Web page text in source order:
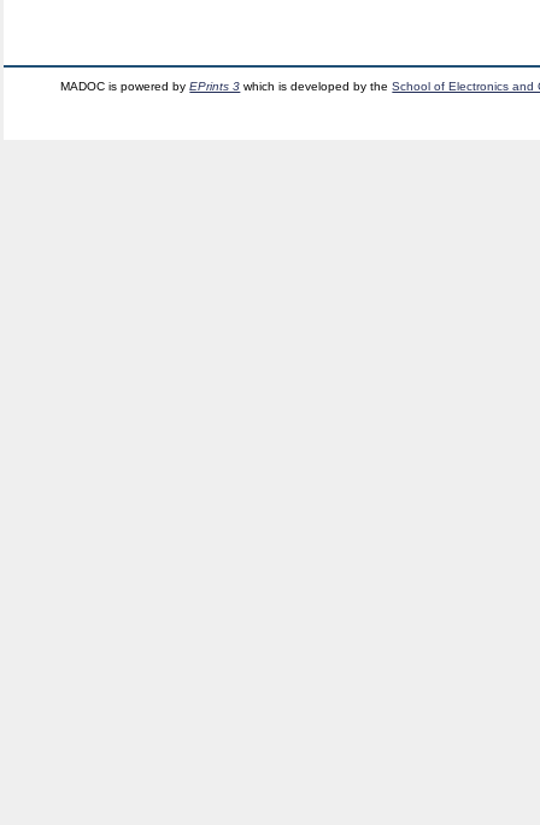
MADOC is powered byEPrints 3 which is developed by theSchool of Electronics and